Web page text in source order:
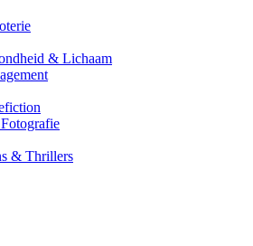
& Lichaam
& Thrillers